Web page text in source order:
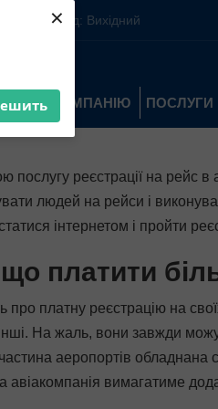
×
16:00 Нд: Вихідний
ПРО КОМПАНІЮ ПОСЛУГИ
послугу реєстрації на
людей на рейси і
інтернетом і пройти
платити
про платну реєстрацію на
інші. На жаль, вони завжди
аеропортів
вимагатиме